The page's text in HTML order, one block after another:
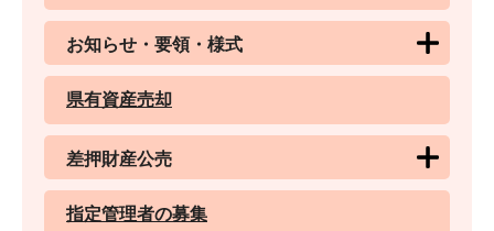
お知らせ・要領・様式
県有資産売却
差押財産公売
指定管理者の募集